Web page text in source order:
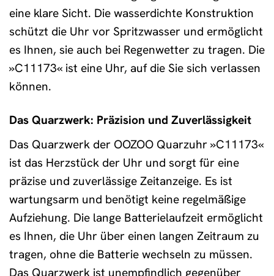
eine klare Sicht. Die wasserdichte Konstruktion
schützt die Uhr vor Spritzwasser und ermöglicht
es Ihnen, sie auch bei Regenwetter zu tragen. Die
»C11173« ist eine Uhr, auf die Sie sich verlassen
können.
Das Quarzwerk: Präzision und Zuverlässigkeit
Das Quarzwerk der OOZOO Quarzuhr »C11173«
ist das Herzstück der Uhr und sorgt für eine
präzise und zuverlässige Zeitanzeige. Es ist
wartungsarm und benötigt keine regelmäßige
Aufziehung. Die lange Batterielaufzeit ermöglicht
es Ihnen, die Uhr über einen langen Zeitraum zu
tragen, ohne die Batterie wechseln zu müssen.
Das Quarzwerk ist unempfindlich gegenüber